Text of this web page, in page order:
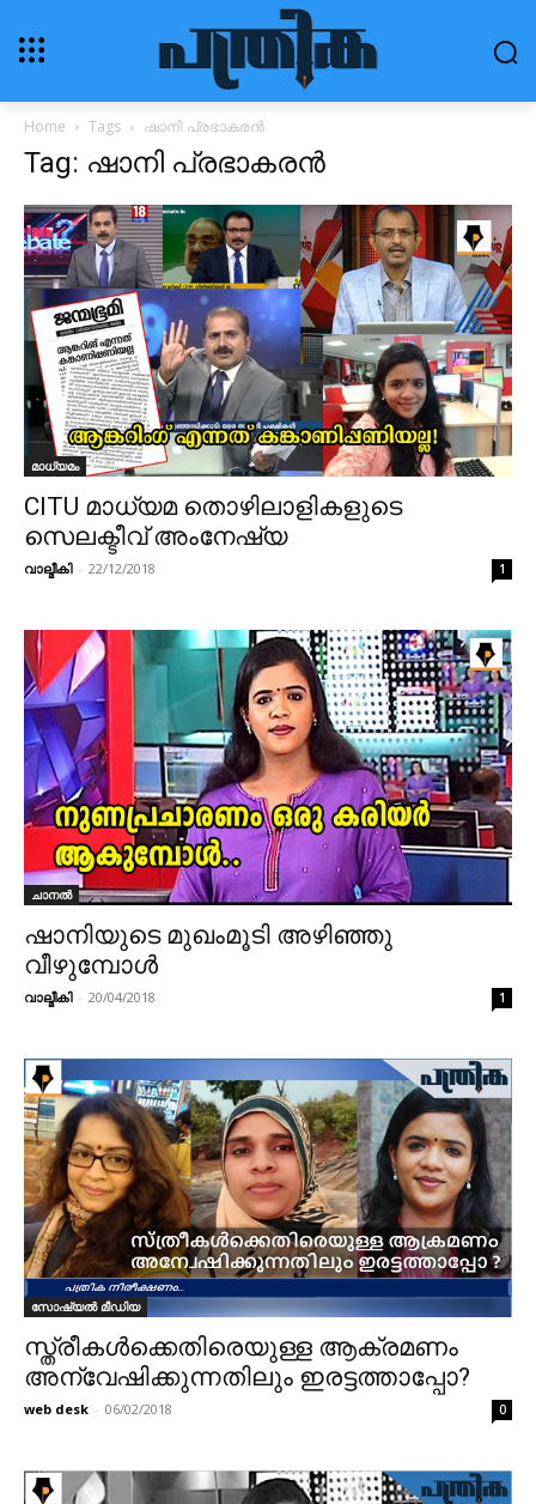
Home Tags ഷാനി പ്രഭാകരൻ
Tag: ഷാനി പ്രഭാകരൻ
മാധ്യമം
CITU മാധ്യമ തൊഴിലാളികളുടെ
സെലക്ടീവ് അംനേഷ്യ
വാല്മീകി - 22/12/2018 1
ചാനൽ
ഷാനിയുടെ മുഖംമൂടി അഴിഞ്ഞു
വീഴുമ്പോൾ
വാല്മീകി - 20/04/2018 1
സോഷ്യൽ മീഡിയ
സ്ത്രീകൾക്കെതിരെയുള്ള ആക്രമണം
അന്വേഷിക്കുന്നതിലും ഇരട്ടത്താപ്പോ?
web desk - 06/02/2018 0